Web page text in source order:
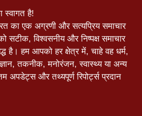
स्वागत है!
का एक अग्रणी और सत्यप्रिय समाचार
सटीक, विश्वसनीय और निष्पक्ष समाचार
है। हम आपको हर क्षेत्र में, चाहे वह धर्म,
तकनीक, मनोरंजन, स्वास्थ्य या अन्य
अपडेट्स और तथ्यपूर्ण रिपोर्ट्स प्रदान